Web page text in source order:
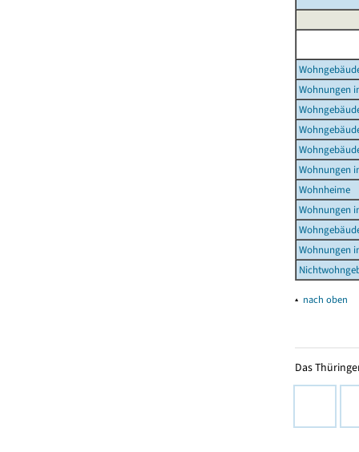
Wohnungen
Wohnungen
Wohnheime
Wohnungen
Wohnungen
▴ nach oben
Das